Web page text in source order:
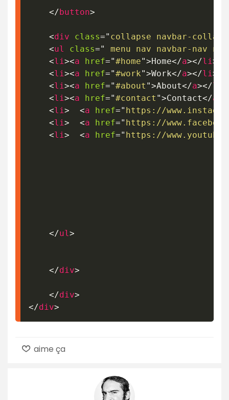
</button>
<div class=" collapse navbar-
<ul class="
menu nav navbar-nav
<li ><a href="#home">Home</a></li >
<li ><a href="#work">Work</a></li >
<li ><a href="#about ">About</a></li
<li ><a href="#contact ">Contact</a
<li > <a href=" https://
<li > <a href=" https://
<li > <a href=" https://
</ul >
</div>
</div>
</div>
aime ça